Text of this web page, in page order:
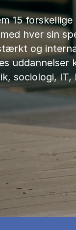
15 forskellige
hver sin
og
uddannelser
sociologi, IT,